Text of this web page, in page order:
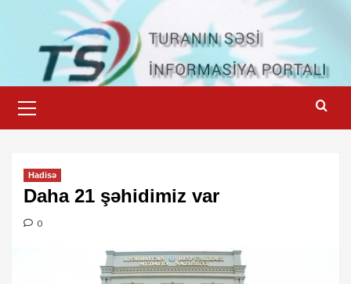
content
Menu
Hadisə
Daha 21 şəhidimiz var
0